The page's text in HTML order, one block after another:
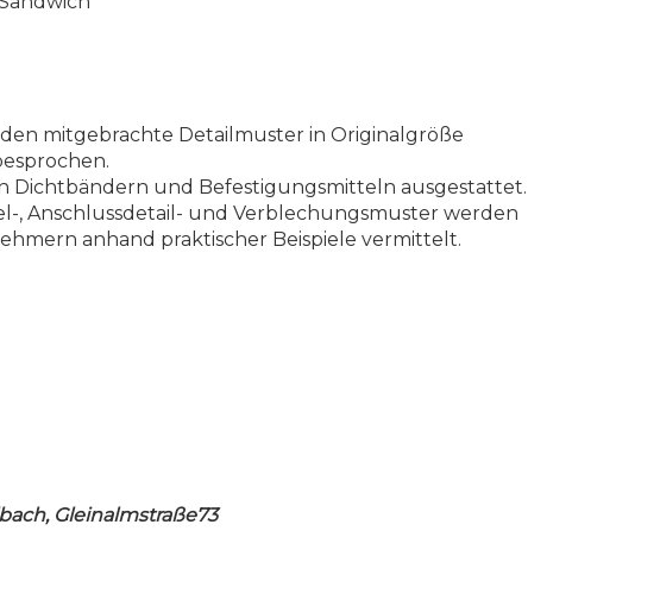
mitgebrachte Detailmuster in Originalgröße
Dichtbändern und Befestigungsmitteln ausgestattet.
, Anschlussdetail- und Verblechungsmuster werden
anhand praktischer Beispiele vermittelt.
Gleinalmstraße73